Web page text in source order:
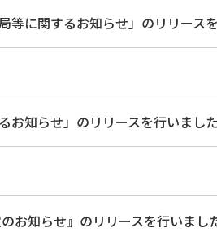
等に関するお知らせ」のリリー
お知らせ」のリリースを行いまし
お知らせ』のリリースを行いま